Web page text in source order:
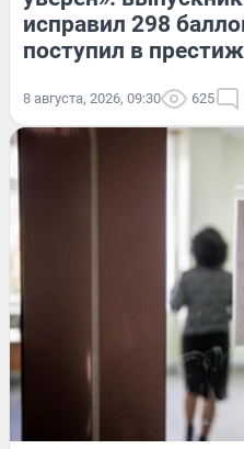
исправил 298
поступил в
8 августа, 2026, 09:30 625